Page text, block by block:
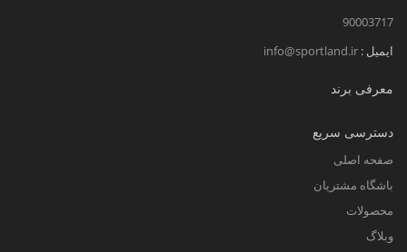
90003717
ایمیل : info@sportland.ir
معرفی برند
دسترسی سریع
صفحه اصلی
باشگاه مشتریان
محصولات
وبلاگ